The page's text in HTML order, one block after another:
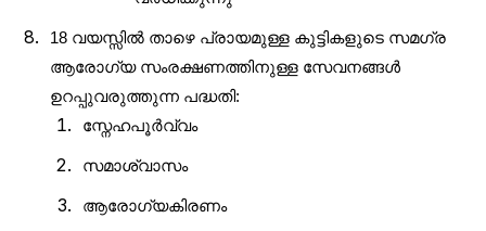
18 വയസ്സിൽ താഴെ പ്രായമുള്ള കുട്ടികളുടെ സമഗ്ര
ആരോഗ്യ സംരക്ഷണത്തിനുള്ള സേവനങ്ങൾ
ഉറപ്പുവരുത്തുന്ന പദ്ധതി:
സ്നേഹപൂർവ്വം
സമാശ്വാസം
ആരോഗ്യകിരണം